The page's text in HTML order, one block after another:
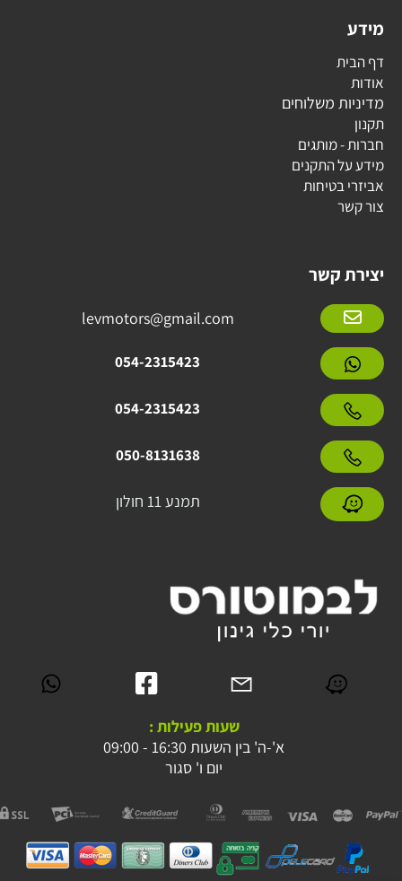
מידע
דף הבית
אודות
מדיניות משלוחים
תקנון
חברות - מותגים
מידע על התקנים
אביזרי בטיחות
צור קשר
יצירת קשר
levmotors@gmail.com
054-2315423
054-2315423
050-8131638
תמנע 11 חולון
שעות פעילות :
א'-ה' בין השעות 16:30 - 09:00
יום ו' סגור